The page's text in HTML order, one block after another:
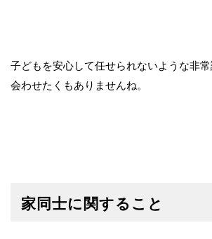
子どもを安心して任せられないような非常
会わせたくもありませんね。
家同士に関すること